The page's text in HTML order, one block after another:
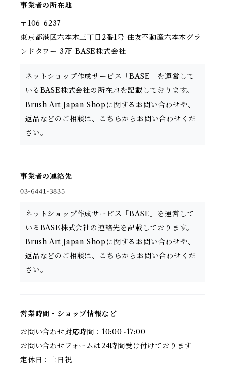
事業者の所在地
〒106-6237
東京都港区六本木三丁目2番1号 住友不動産六本木グラ
ンドタワー 37F BASE株式会社
ネットショップ作成サービス「BASE」を運営して
いるBASE株式会社の所在地を記載しております。
Brush Art Japan Shopに関するお問い合わせや、
返品などのご相談は、
こちらからお問い合わせくだ
さい。
事業者の連絡先
ネットショップ作成サービス「BASE」を運営して
いるBASE株式会社の連絡先を記載しております。
Brush Art Japan Shopに関するお問い合わせや、
返品などのご相談は、
こちらからお問い合わせくだ
さい。
営業時間・ショップ情報など
お問い合わせ対応時間：10:00~17:00
お問い合わせフォームは24時間受け付けております
定休日：土日祝